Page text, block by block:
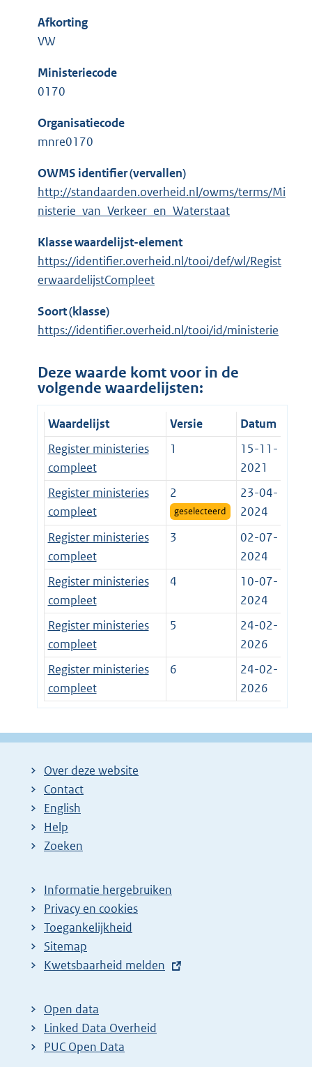
Afkorting
VW
Ministeriecode
0170
Organisatiecode
mnre0170
OWMS identifier (vervallen)
http://standaarden.overheid.nl/owms/terms/Mi
nisterie_van_Verkeer_en_Waterstaat
Klasse waardelijst-element
https://identifier.overheid.nl/tooi/def/wl/Regist
erwaardelijstCompleet
Soort (klasse)
https://identifier.overheid.nl/tooi/id/ministerie
Deze waarde komt voor in de
volgende waardelijsten:
Waardelijst Versie
Datum
Register ministeries
compleet
1
15-11-
2021
Register ministeries
compleet
2
geselecteerd
23-04-
2024
Register ministeries
compleet
3
02-07-
2024
Register ministeries
compleet
4
10-07-
2024
Register ministeries
compleet
5
24-02-
2026
Register ministeries
compleet
6
24-02-
2026
Over deze website
Contact
English
Help
Zoeken
Informatie hergebruiken
Privacy en cookies
Toegankelijkheid
Sitemap
E
t
e
r
Kwetsbaarheid melden
Open data
Linked Data Overheid
PUC Open Data